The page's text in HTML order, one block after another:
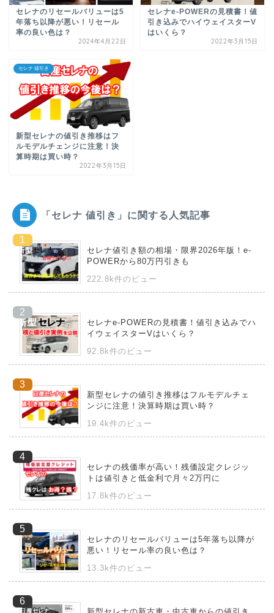
セレナのリセールバリューは5
年落ち以降が悪い！リセール
率の良い色は？
2024年4月22日
セレナe-POWERの見積書！値
引き込みでハイウェイスターV
はいくら？
2022年3月15日
セレナ 値引き
新型セレナの値引き推移はフ
ルモデルチェンジに注意！決
算時期は買い時？
2022年3月15日
「セレナ 値引き」に関する人気記事
セレナ値引き額の相場・限界2026年版！e-
POWERから80万円引きも
222.8k件のビュー
セレナe-POWERの見積書！値引き込みでハ
イウェイスターVはいくら？
92.8k件のビュー
新型セレナの値引き推移はフルモデルチェ
ンジに注意！決算時期は買い時？
19.4k件のビュー
セレナの残価率が高い！残価設定クレジッ
トは値引きと低金利で月々2万円に
17.8k件のビュー
セレナのリセールバリューは5年落ち以降が
悪い！リセール率の良い色は？
13.3k件のビュー